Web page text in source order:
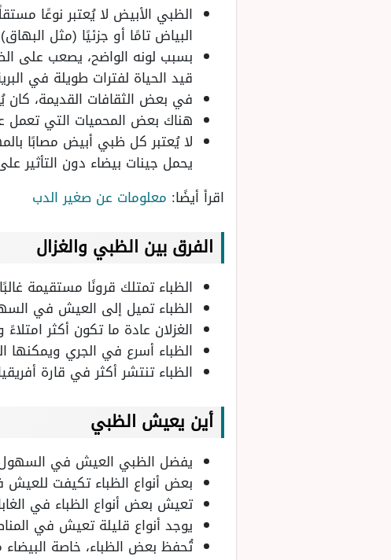
الظبي الأبيض لا يُعتبر نوعًا
البياض تامًا أو جزئيًا (مثل
بسبب لونه الواضح، يصعب على
قيد الحياة لفترات طويلة في
في بعض الثقافات القديمة،
هناك بعض المحميات التي تعمل
لا يُعتبر كل ظبي أبيض مصابًا
يحمل جينات بيضاء دون التأثير
اقرأ أيضًا: معلومات عن صغير الدب
الفرق بين الظبي والغزال
الظباء تمتلك قرونًا مستقيمة
الظباء تميل إلى العيش في
الغزلان عادة ما تكون أكثر
الظباء أسرع في الجري ويمكنها
الظباء تنتشر أكثر في قارة
أين يعيش الظبي
يفضل الظبي العيش في السهول
بعض أنواع الظباء تكيفت للعيش
تعيش بعض أنواع الظباء في
يوجد أنواع قليلة تعيش في
تُحفظ بعض الظباء، خاصة